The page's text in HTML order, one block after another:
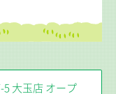
5 大玉店 オープ